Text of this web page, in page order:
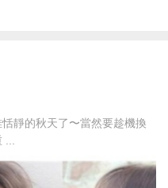
靜的秋天了〜當然要趁機換